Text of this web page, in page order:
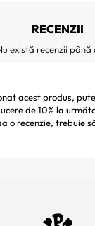
RECENZII
există recenzii până
acest produs,
de 10% la
o recenzie, trebuie